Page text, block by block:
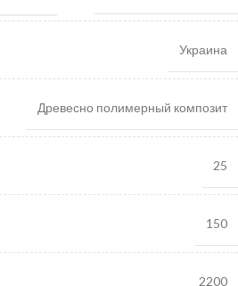
Украина
Древесно полимерный композит
25
150
2200